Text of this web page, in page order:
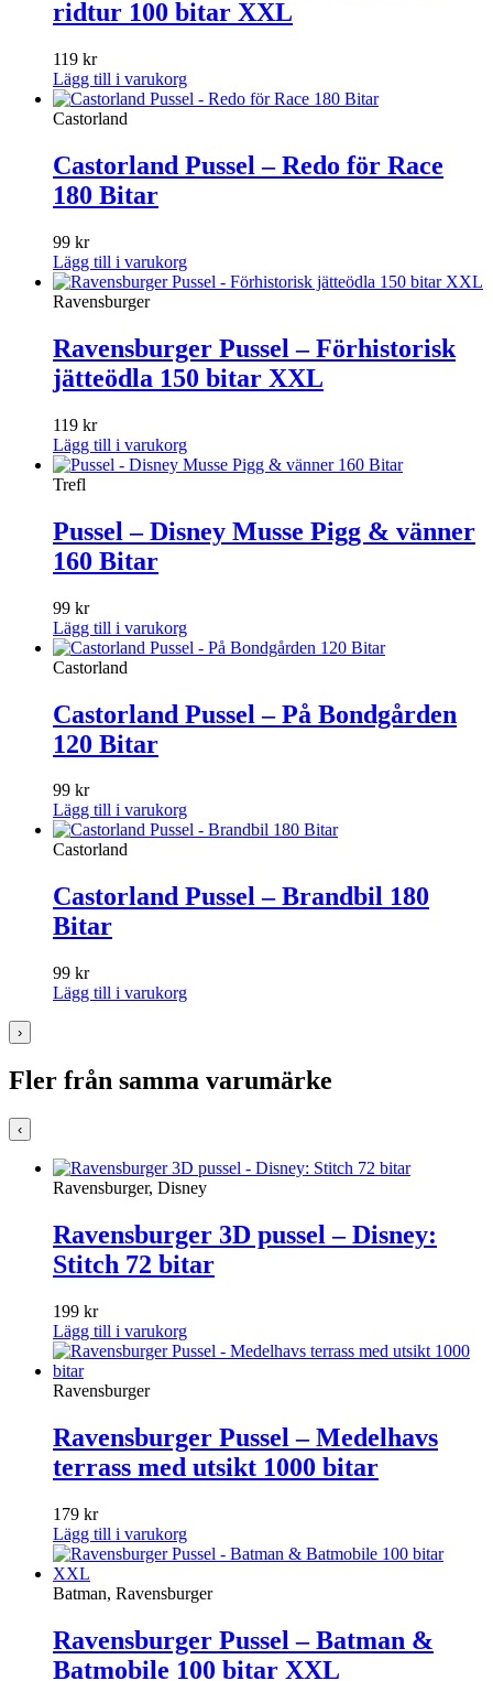
ridtur 100 bitar XXL
119 kr
Lägg till i varukorg
Castorland
Castorland Pussel – Redo för Race
180 Bitar
99 kr
Lägg till i varukorg
Ravensburger
Ravensburger Pussel – Förhistorisk
jätteödla 150 bitar XXL
119 kr
Lägg till i varukorg
Trefl
Pussel – Disney Musse Pigg & vänner
160 Bitar
99 kr
Lägg till i varukorg
Castorland
Castorland Pussel – På Bondgården
120 Bitar
99 kr
Lägg till i varukorg
Castorland
Castorland Pussel – Brandbil 180
Bitar
99 kr
Lägg till i varukorg
›
Fler från samma varumärke
‹
Ravensburger, Disney
Ravensburger 3D pussel – Disney:
Stitch 72 bitar
199 kr
Lägg till i varukorg
Ravensburger
Ravensburger Pussel – Medelhavs
terrass med utsikt 1000 bitar
179 kr
Lägg till i varukorg
Batman, Ravensburger
Ravensburger Pussel – Batman &
Batmobile 100 bitar XXL